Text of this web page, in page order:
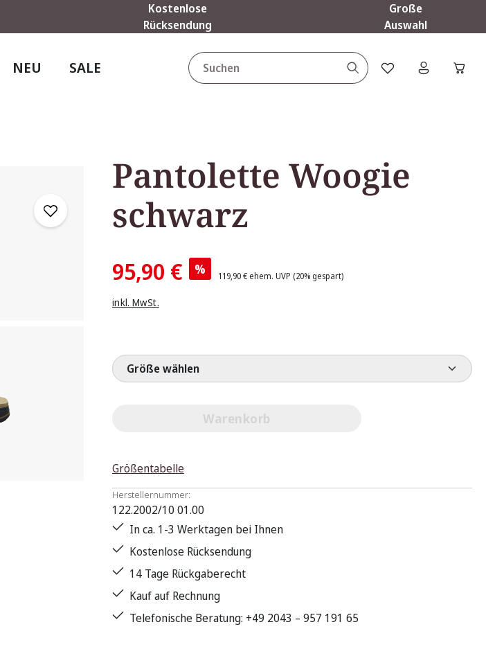
Kostenlose
Rücksendung
Große
Auswahl
NEU SALE Du hast 0 Produkte
Pantolette Woogie
schwarz
95,90 € % 119,90 € ehem. UVP (20% gespart)
inkl. MwSt.
Größe wählen
Warenkorb
Größentabelle
Herstellernummer:
122.2002/10 01.00
In ca. 1-3 Werktagen bei Ihnen
Kostenlose Rücksendung
14 Tage Rückgaberecht
Kauf auf Rechnung
Telefonische Beratung: +49 2043 – 957 191 65